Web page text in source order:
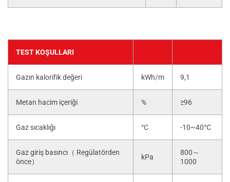
TEST KOŞULLARI
Gazın kalorifik değeri kWh/m 9,1
Metan hacim içeriği % ≥96
Gaz sıcaklığı °C -10~40°C
Gaz giriş basıncı（ Regülatörden
önce）
kPa
800～
1000